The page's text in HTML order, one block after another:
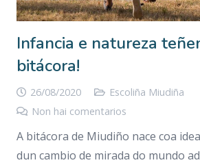
Infancia e natureza
bitácora!
26/08/2020
Escoliña Miudiña
Non hai comentarios
A bitácora de Miudiño nace coa
dun cambio de mirada do mundo